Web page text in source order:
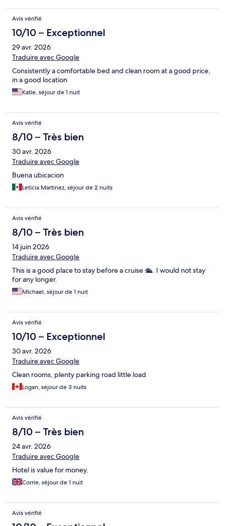
Avis vérifié
10/10 – Exceptionnel
29 avr. 2026
Traduire avec Google
Consistently a comfortable bed and clean room at a good price,
in a good location
Katie, séjour de 1 nuit
Avis vérifié
8/10 – Très bien
30 avr. 2026
Traduire avec Google
Buena ubicacion
Leticia Martinez, séjour de 2 nuits
Avis vérifié
8/10 – Très bien
14 juin 2026
Traduire avec Google
This is a good place to stay before a cruise 🛳. I would not stay
for any longer.
Michael, séjour de 1 nuit
Avis vérifié
10/10 – Exceptionnel
30 avr. 2026
Traduire avec Google
Clean rooms, plenty parking road little load
Logan, séjour de 3 nuits
Avis vérifié
8/10 – Très bien
24 avr. 2026
Traduire avec Google
Hotel is value for money.
Corrie, séjour de 1 nuit
Avis vérifié